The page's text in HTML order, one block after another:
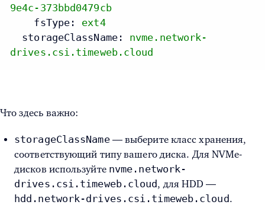
9e4c-373bbd0479cb
fsType:
ext4
storageClassName:
nvme.network-
drives.csi.timeweb.cloud
Что здесь важно:
storageClassName— выберите класс хранения,
соответствующий типу вашего диска. Для NVMe-
дисков используйте nvme.network-
drives.csi.timeweb.cloud, для HDD —
hdd.network-drives.csi.timeweb.cloud.